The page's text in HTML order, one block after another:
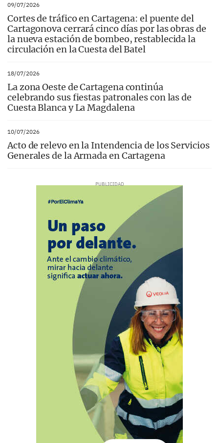
09/07/2026
Cortes de tráfico en Cartagena: el puente del
Cartagonova cerrará cinco días por las obras de
la nueva estación de bombeo, restablecida la
circulación en la Cuesta del Batel
18/07/2026
La zona Oeste de Cartagena continúa
celebrando sus fiestas patronales con las de
Cuesta Blanca y La Magdalena
10/07/2026
Acto de relevo en la Intendencia de los Servicios
Generales de la Armada en Cartagena